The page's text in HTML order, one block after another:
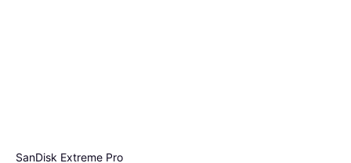
SanDisk Extreme Pro